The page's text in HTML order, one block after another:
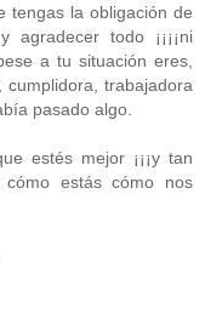
tengas la obligación de
todo ¡¡¡¡ni
a tu situación eres,
trabajadora
pasado algo.
estés mejor ¡¡¡y tan
estás cómo nos